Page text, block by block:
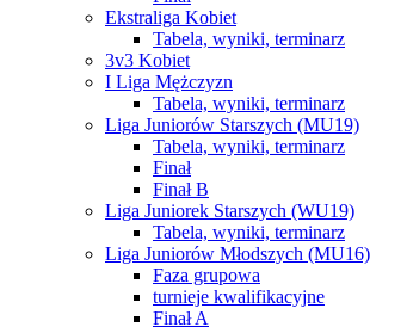
Ekstraliga Kobiet
Tabela, wyniki, terminarz
3v3 Kobiet
I Liga Mężczyzn
Tabela, wyniki, terminarz
Liga Juniorów Starszych (MU19)
Tabela, wyniki, terminarz
Finał
Finał B
Liga Juniorek Starszych (WU19)
Tabela, wyniki, terminarz
Liga Juniorów Młodszych (MU16)
Faza grupowa
turnieje kwalifikacyjne
Finał A